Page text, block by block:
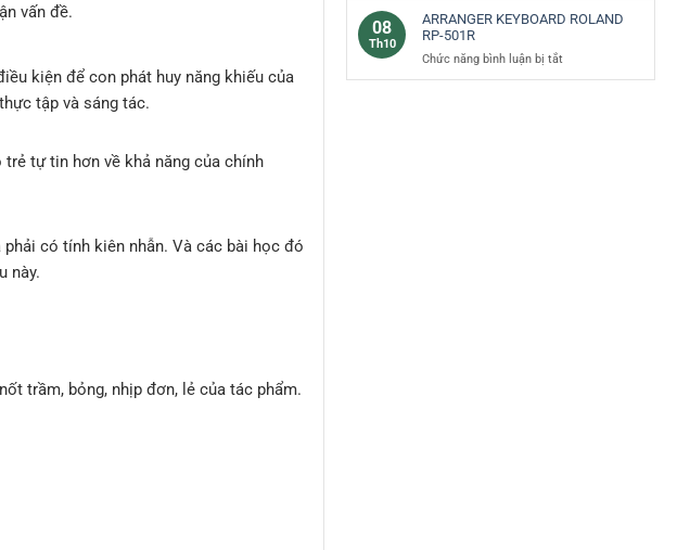
vấn đề.
kiện để con phát huy năng khiếu của
tập và sáng tác.
tự tin hơn về khả năng của chính
có tính kiên nhẫn. Và các bài học đó
này.
trầm, bỏng, nhịp đơn, lẻ của tác phẩm.
tử
làm
nhạc
08
Th10
ARRANGER KEYBOARD ROLAND
RP-501R
Chức năng bình luận bị tắtở
ARRANGER